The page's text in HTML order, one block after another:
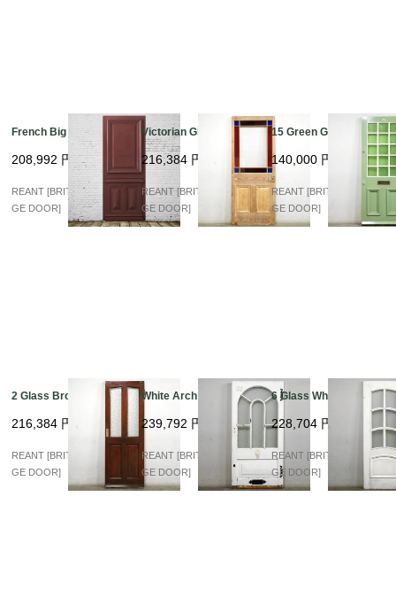
French Big Panel
208,992 円
REANT [BRITISH VINTA
GE DOOR]
Victorian Glass
216,384 円
REANT [BRITISH VINTA
GE DOOR]
15 Green Glas 37D
140,000 円
REANT [BRITISH VINTA
GE DOOR]
2 Glass Brown
216,384 円
REANT [BRITISH VINTA
GE DOOR]
White Arch Glass
239,792 円
REANT [BRITISH VINTA
GE DOOR]
6 Glass White
228,704 円
REANT [BRITISH VINTA
GE DOOR]